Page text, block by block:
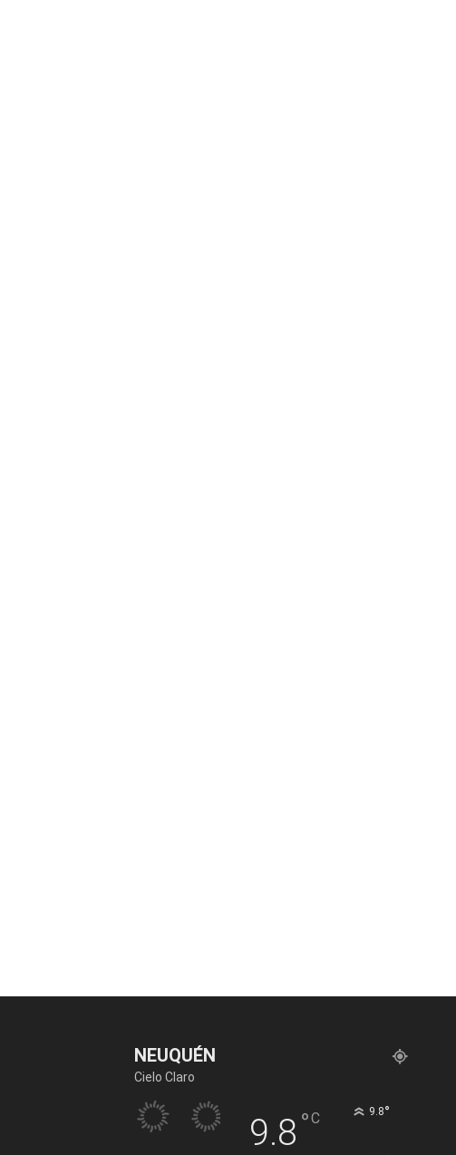
NEUQUÉN
Cielo Claro
9.8 °C 9.8°